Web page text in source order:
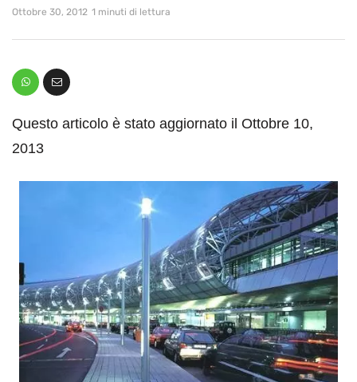
Ottobre 30, 2012 1 minuti di lettura
Questo articolo è stato aggiornato il Ottobre 10,
2013